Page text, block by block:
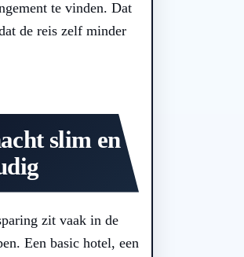
te vinden. Dat
de reis zelf minder
slim en
zit vaak in de
Een basic hotel, een